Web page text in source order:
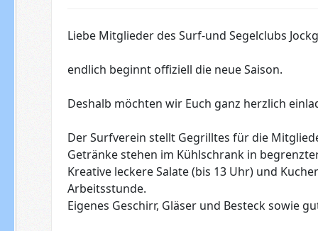
Liebe Mitglieder des Surf-und Segelclubs
endlich beginnt offiziell die neue Saison.
Deshalb möchten wir Euch ganz herzlich
Der Surfverein stellt Gegrilltes für die
Getränke stehen im Kühlschrank in
Kreative leckere Salate (bis 13 Uhr) und
Arbeitsstunde.
Eigenes Geschirr, Gläser und Besteck sowie